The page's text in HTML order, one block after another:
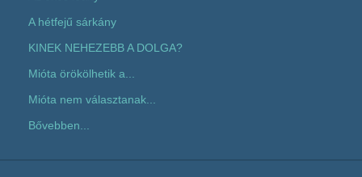
A hétfejű sárkány
KINEK NEHEZEBB A DOLGA?
Mióta örökölhetik a...
Mióta nem választanak...
Bővebben...